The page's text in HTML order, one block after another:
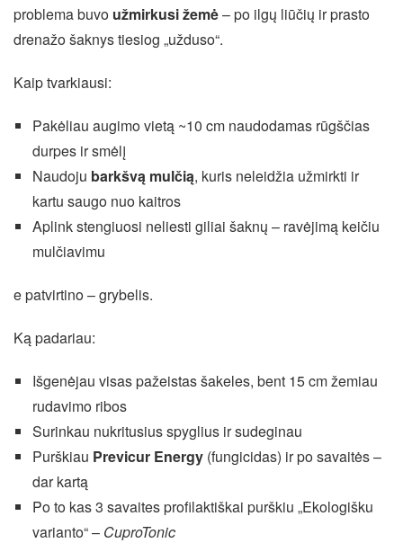
problema buvo užmirkusi žemė– po ilgų liūčių ir prasto
drenažo šaknys tiesiog „užduso“.
Kaip tvarkiausi:
Pakėliau augimo vietą ~10 cm naudodamas rūgščias
durpes ir smėlį
Naudoju barkšvą mulčią, kuris neleidžia užmirkti ir
kartu saugo nuo kaitros
Aplink stengiuosi neliesti giliai šaknų – ravėjimą keičiu
mulčiavimu
e patvirtino – grybelis.
Ką padariau:
Išgenėjau visas pažeistas šakeles, bent 15 cm žemiau
rudavimo ribos
Surinkau nukritusius spyglius ir sudeginau
Purškiau Previcur Energy(fungicidas) ir po savaitės –
dar kartą
Po to kas 3 savaites profilaktiškai purškiu „Ekologišku
varianto“ – CuproTonic